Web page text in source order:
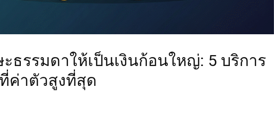
ธรรมดาให้เป็นเงินก้อนใหญ่: 5 บริการ
ที่ค่าตัวสูงที่สุด